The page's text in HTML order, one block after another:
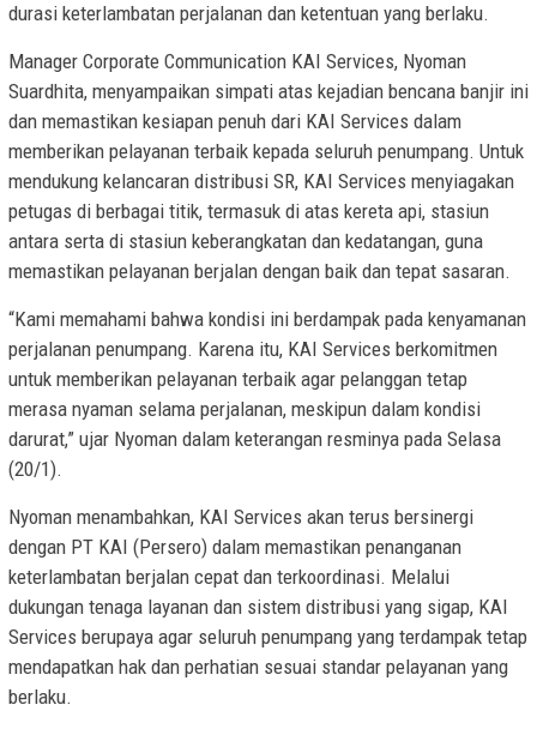
durasi keterlambatan perjalanan dan ketentuan yang berlaku.
Manager Corporate Communication KAI Services, Nyoman
Suardhita, menyampaikan simpati atas kejadian bencana banjir ini
dan memastikan kesiapan penuh dari KAI Services dalam
memberikan pelayanan terbaik kepada seluruh penumpang. Untuk
mendukung kelancaran distribusi SR, KAI Services menyiagakan
petugas di berbagai titik, termasuk di atas kereta api, stasiun
antara serta di stasiun keberangkatan dan kedatangan, guna
memastikan pelayanan berjalan dengan baik dan tepat sasaran.
⁠“Kami memahami bahwa kondisi ini berdampak pada kenyamanan
perjalanan penumpang. Karena itu, KAI Services berkomitmen
untuk memberikan pelayanan terbaik agar pelanggan tetap
merasa nyaman selama perjalanan, meskipun dalam kondisi
darurat,” ujar Nyoman dalam keterangan resminya pada Selasa
(20/1).
Nyoman menambahkan, KAI Services akan terus bersinergi
dengan PT KAI (Persero) dalam memastikan penanganan
keterlambatan berjalan cepat dan terkoordinasi. Melalui
dukungan tenaga layanan dan sistem distribusi yang sigap, KAI
Services berupaya agar seluruh penumpang yang terdampak tetap
mendapatkan hak dan perhatian sesuai standar pelayanan yang
berlaku.